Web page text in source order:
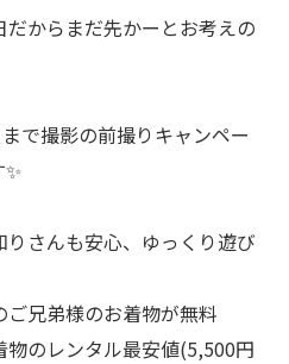
だからまだ先かーとお考えの
で撮影の前撮りキャンペー
さんも安心、ゆっくり遊び
兄弟様のお着物が無料
のレンタル最安値(5,500円